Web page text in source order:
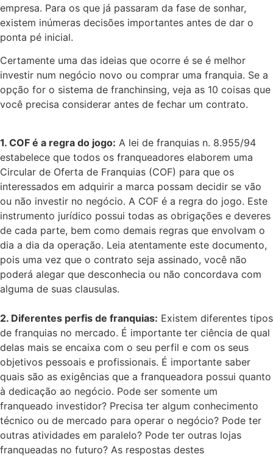
empresa. Para os que já passaram da fase de sonhar,
existem inúmeras decisões importantes antes de dar o
ponta pé inicial.
Certamente uma das ideias que ocorre é se é melhor
investir num negócio novo ou comprar uma franquia. Se a
opção for o sistema de franchinsing, veja as 10 coisas que
você precisa considerar antes de fechar um contrato.
1. COF é a regra do jogo: A lei de franquias n. 8.955/94
estabelece que todos os franqueadores elaborem uma
Circular de Oferta de Franquias (COF) para que os
interessados em adquirir a marca possam decidir se vão
ou não investir no negócio. A COF é a regra do jogo. Este
instrumento jurídico possui todas as obrigações e deveres
de cada parte, bem como demais regras que envolvam o
dia a dia da operação. Leia atentamente este documento,
pois uma vez que o contrato seja assinado, você não
poderá alegar que desconhecia ou não concordava com
alguma de suas clausulas.
2. Diferentes perfis de franquias: Existem diferentes tipos
de franquias no mercado. É importante ter ciência de qual
delas mais se encaixa com o seu perfil e com os seus
objetivos pessoais e profissionais. É importante saber
quais são as exigências que a franqueadora possui quanto
à dedicação ao negócio. Pode ser somente um
franqueado investidor? Precisa ter algum conhecimento
técnico ou de mercado para operar o negócio? Pode ter
outras atividades em paralelo? Pode ter outras lojas
franqueadas no futuro? As respostas destes